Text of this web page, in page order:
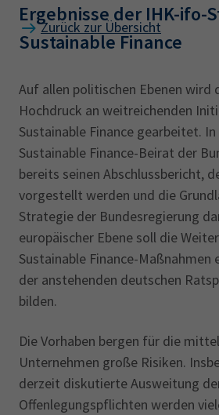
Zurück zur Übersicht
Ergebnisse der IHK-ifo-
Sustainable Finance
Auf allen politischen Ebenen wird
Hochdruck an weitreichenden
Sustainable Finance gearbeitet.
Sustainable Finance-Beirat der
bereits seinen Abschlussbericht,
vorgestellt werden und die
Strategie der Bundesregierung
europäischer Ebene soll die
Sustainable Finance-Maßnahmen
der anstehenden deutschen
bilden.
Die Vorhaben bergen für die
Unternehmen große Risiken.
derzeit diskutierte Ausweitung
Offenlegungspflichten werden